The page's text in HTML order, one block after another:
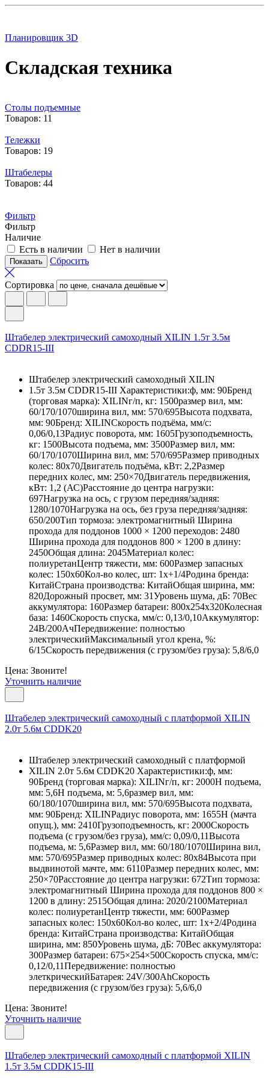
Планировщик 3D
Складская техника
Столы подъемные
Товаров: 11
Тележки
Товаров: 19
Штабелеры
Товаров: 44
Фильтр
Фильтр
Наличие
Есть в наличии
Нет в наличии
Сбросить
Сортировка
Штабелер электрический самоходный XILIN 1.5т 3.5м
CDDR15-III
Штабелер электрический самоходный XILIN
1.5т 3.5м CDDR15-III Характеристики:ф, мм: 90Бренд
(торговая марка): XILINг/п, кг: 1500размер вил, мм:
60/170/1070ширина вил, мм: 570/695Высота подхвата,
мм: 90Бренд: XILINСкорость подъёма, мм/с:
0,06/0,13Радиус поворота, мм: 1605Грузоподъемность,
кг: 1500Высота подъема, мм: 3500Размер вил, мм:
60/170/1070Ширина вил, мм: 570/695Размер приводных
колес: 80х70Двигатель подъёма, кВт: 2,2Размер
передних колес, мм: 250×70Двигатель передвижения,
кВт: 1,2 (АС)Расстояние до центра нагрузки:
697Нагрузка на ось, с грузом передняя/задняя:
1280/1070Нагрузка на ось, без груза передняя/задняя:
650/200Тип тормоза: электромагнитный Ширина
прохода для поддонов 1000 × 1200 переходов: 2480
Ширина прохода для поддонов 800 × 1200 в длину:
2450Общая длина: 2045Материал колес:
полиуретанЦентр тяжести, мм: 600Размер запасных
колес: 150х60Кол-во колес, шт: 1х+1/4Родина бренда:
КитайСтрана производства: КитайОбщая ширина, мм:
820Дорожный просвет, мм: 31Уровень шума, дБ: 70Вес
аккумулятора: 160Размер батареи: 800x254x320Колесная
база: 1460Скорость спуска, мм/с: 0,13/0,10Аккумулятор:
24В/200АчПередвижение: полностью
электрическийМаксимальный угол крена, %:
6/15Скорость передвижения (с грузом/без груза): 5,8/6,0
Цена: Звоните!
Уточнить наличие
Штабелер электрический самоходный с платформой XILIN
2.0т 5.6м CDDK20
Штабелер электрический самоходный с платформой
XILIN 2.0т 5.6м CDDK20 Характеристики:ф, мм:
90Бренд (торговая марка): XILINг/п, кг: 2000Н подъема,
мм: 5,6Н подъема, м: 5,6размер вил, мм:
60/180/1070ширина вил, мм: 570/695Высота подхвата,
мм: 90Бренд: XILINРадиус поворота, мм: 1655Н (мачта
опущ.), мм: 2410Грузоподъемность, кг: 2000Скорость
подъема (с грузом/без груза), мм/с: 0,09/0,11Высота
подъема, м: 5,6Размер вил, мм: 60/180/1070Ширина вил,
мм: 570/695Размер приводных колес: 80х84Высота при
выдвинотой мачте, мм: 6110Размер передних колес, мм:
250×70Расстояние до центра нагрузки: 672Тип тормоза:
электромагнитный Ширина прохода для поддонов 800 ×
1200 в длину: 2515Общая длина: 2020/2100Материал
колес: полиуретанЦентр тяжести, мм: 600Размер
запасных колес: 150х60Кол-во колес, шт: 1х+2/4Родина
бренда: КитайСтрана производства: КитайОбщая
ширина, мм: 850Уровень шума, дБ: 70Вес аккумулятора:
300Размер батареи: 675×254×500Скорость спуска, мм/с:
0,12/0,11Передвижение: полностью
элеткрическийБатарея: 24V/300AhСкорость
передвижения (с грузом/без груза): 5,6/6,0
Цена: Звоните!
Уточнить наличие
Штабелер электрический самоходный с платформой XILIN
1.5т 3.5м CDDK15-III